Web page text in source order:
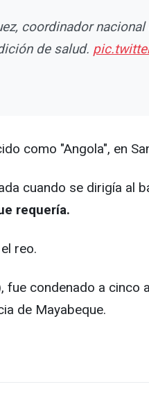
coordinador
de salud.
como "Angola", en
cuando se dirigía al
requería.
reo.
condenado a
de Mayabeque.